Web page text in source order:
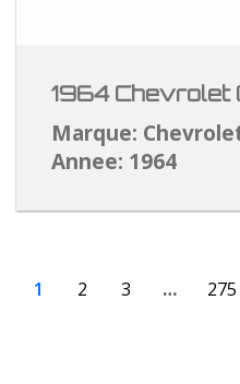
1964 Chevrolet
Marque:
Annee: 1964
1 2 3 … 275